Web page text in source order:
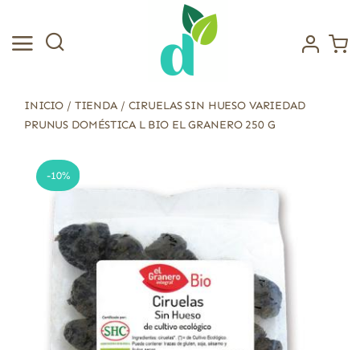
contenido
INICIO / TIENDA/ CIRUELAS SIN HUESO VARIEDAD
PRUNUS DOMÉSTICA L BIO EL GRANERO 250 G
-10%